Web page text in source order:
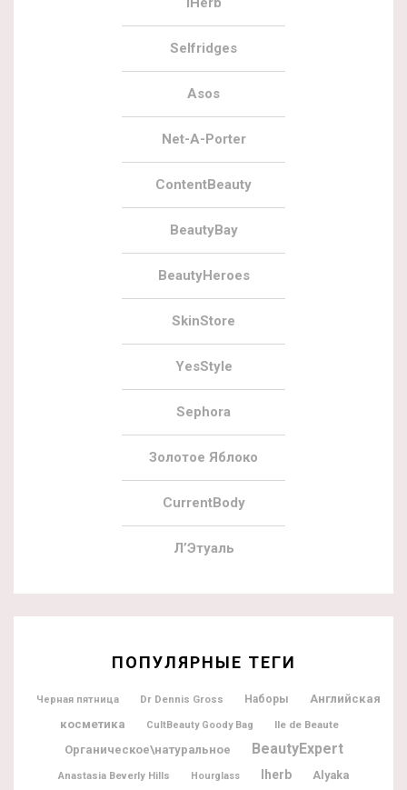
Selfridges
Asos
Net-A-Porter
ContentBeauty
BeautyBay
BeautyHeroes
SkinStore
YesStyle
Sephora
Золотое Яблоко
CurrentBody
Л’Этуаль
ПОПУЛЯРНЫЕ ТЕГИ
Черная пятница Dr Dennis Gross Наборы
Английская
косметика
CultBeauty Goody Bag Ile de Beaute
Органическое\натуральное BeautyExpert
Anastasia Beverly Hills Hourglass Iherb Alyaka